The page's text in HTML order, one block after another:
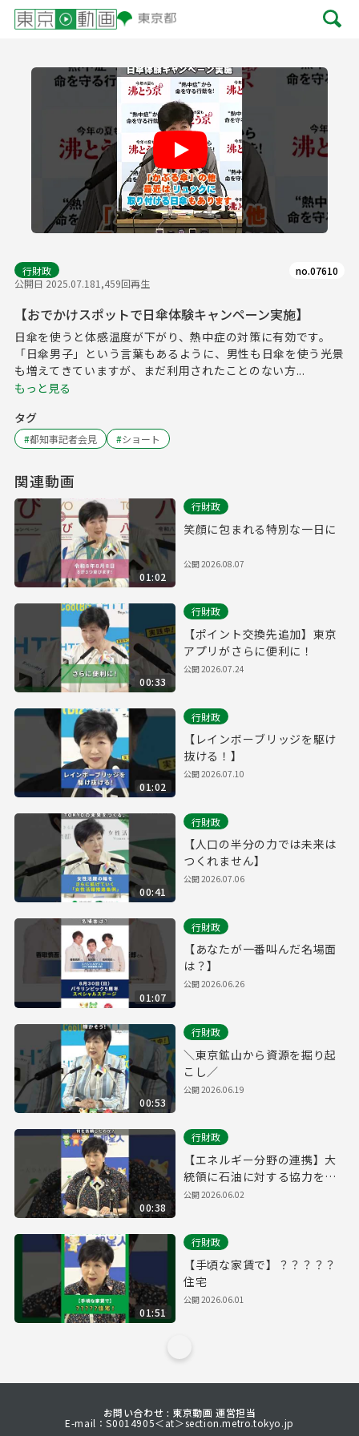
行財政
公開日 2025.07.181,459回再生
no.07610
【おでかけスポットで日傘体験キャンペーン実施】
日傘を使うと体感温度が下がり、熱中症の対策に有効です。
「日傘男子」という言葉もあるように、男性も日傘を使う光景
も増えてきていますが、まだ利用されたことのない方...
もっと見る
タグ
#都知事記者会見 #ショート
関連動画
01:02
行財政
笑顔に包まれる特別な一日に
公開2026.08.07
00:33
行財政
【ポイント交換先追加】東京
アプリがさらに便利に！
公開2026.07.24
01:02
行財政
【レインボーブリッジを駆け
抜ける！】
公開2026.07.10
00:41
行財政
【人口の半分の力では未来は
つくれません】
公開2026.07.06
01:07
行財政
【あなたが一番叫んだ名場面
は？】
公開2026.06.26
00:53
行財政
＼東京鉱山から資源を掘り起
こし／
公開2026.06.19
00:38
行財政
【エネルギー分野の連携】大
統領に石油に対する協力を依
頼
公開2026.06.02
01:51
行財政
【手頃な家賃で】？？？？？
住宅
公開2026.06.01
お問い合わせ : 東京動画 運営担当
E-mail：S0014905＜at＞section.metro.tokyo.jp